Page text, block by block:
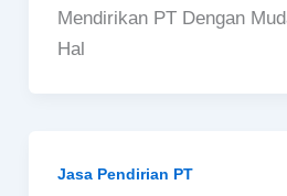
Mendirikan PT Dengan
Hal
Jasa Pendirian PT